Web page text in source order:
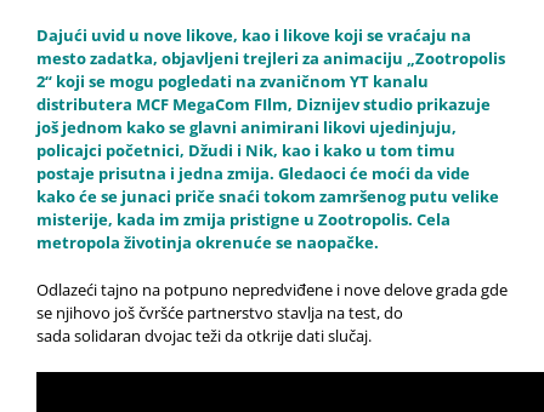
Dajući uvid u nove likove, kao i likove koji se vraćaju na
mesto zadatka, objavljeni trejleri za animaciju „Zootropolis
2“ koji se mogu pogledati na zvaničnom YT kanalu
distributera MCF MegaCom FIlm, Diznijev studio prikazuje
još jednom kako se glavni animirani likovi ujedinjuju,
policajci početnici, Džudi i Nik, kao i kako u tom timu
postaje prisutna i jedna zmija. Gledaoci će moći da vide
kako će se junaci priče snaći tokom zamršenog putu velike
misterije, kada im zmija pristigne u Zootropolis. Cela
metropola životinja okrenuće se naopačke.
Odlazeći tajno na potpuno nepredviđene i nove delove grada gde
se njihovo još čvršće partnerstvo stavlja na test, do
sada solidaran dvojac teži da otkrije dati slučaj.